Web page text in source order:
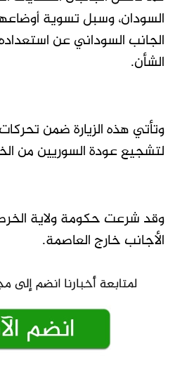
السودان، وسبل تسوية
الجانب السوداني عن
الشأن.
وتأتي هذه الزيارة ضمن
لتشجيع عودة السوريين من
وقد شرعت حكومة ولاية
الأجانب خارج العاصمة.